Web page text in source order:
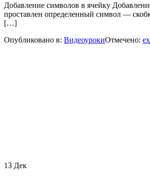
Добавление символов в ячейку
проставлен определенный символ —
[…]
Опубликовано в: ВидеоурокиОтмечено:
13 Дек